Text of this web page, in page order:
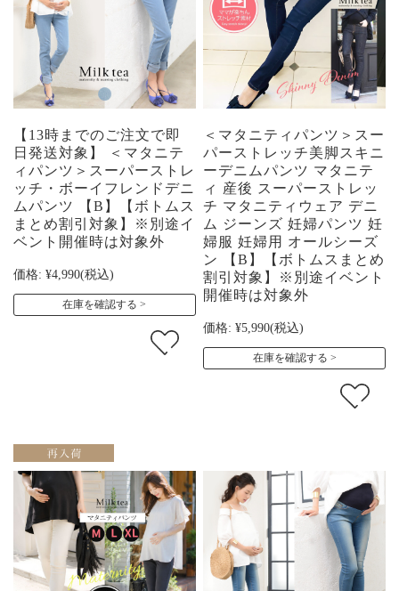
【13時までのご注文で即
日発送対象】 ＜マタニテ
ィパンツ＞スーパーストレ
ッチ・ボーイフレンドデニ
ムパンツ 【B】【ボトムス
まとめ割引対象】※別途イ
ベント開催時は対象外
価格: ¥4,990(税込)
在庫を確認する
＜マタニティパンツ＞スー
パーストレッチ美脚スキニ
ーデニムパンツ マタニテ
ィ 産後 スーパーストレッ
チ マタニティウェア デニ
ム ジーンズ 妊婦パンツ 妊
婦服 妊婦用 オールシーズ
ン 【B】【ボトムスまとめ
割引対象】※別途イベント
開催時は対象外
価格: ¥5,990(税込)
在庫を確認する